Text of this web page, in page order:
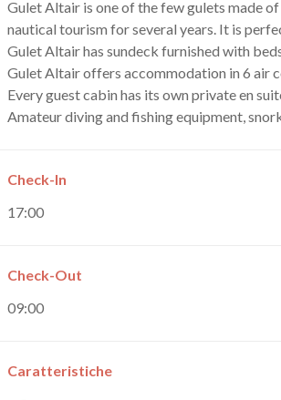
Gulet Altair is one of the few gulets made
nautical tourism for several years. It is
Gulet Altair has sundeck furnished with
Gulet Altair offers accommodation in 6 air
Every guest cabin has its own private en
Amateur diving and fishing equipment,
Check-In
17:00
Check-Out
09:00
Caratteristiche